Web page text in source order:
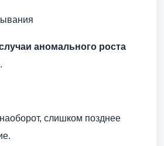
аномального роста
.
слишком позднее